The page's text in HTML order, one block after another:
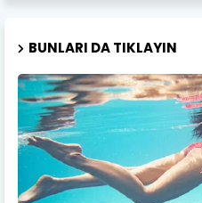
BUNLARI DA TIKLAYIN